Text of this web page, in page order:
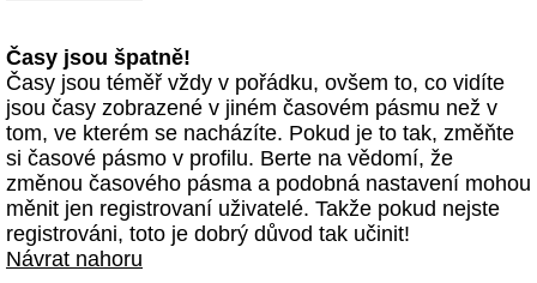
Časy jsou špatně!
Časy jsou téměř vždy v pořádku, ovšem to, co vidíte
jsou časy zobrazené v jiném časovém pásmu než v
tom, ve kterém se nacházíte. Pokud je to tak, změňte
si časové pásmo v profilu. Berte na vědomí, že
změnou časového pásma a podobná nastavení mohou
měnit jen registrovaní uživatelé. Takže pokud nejste
registrováni, toto je dobrý důvod tak učinit!
Návrat nahoru